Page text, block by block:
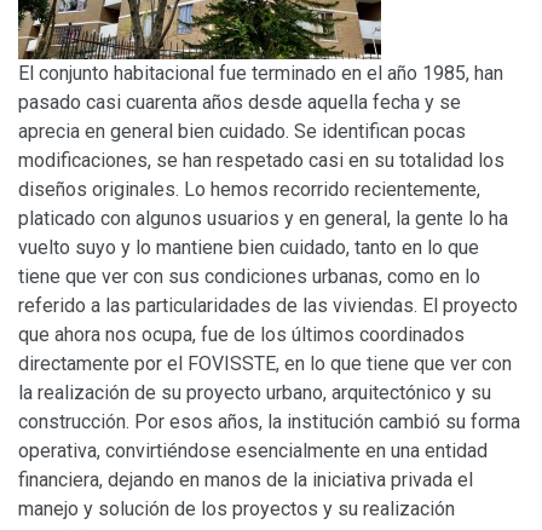
El conjunto habitacional fue terminado en el año 1985, han
pasado casi cuarenta años desde aquella fecha y se
aprecia en general bien cuidado. Se identifican pocas
modificaciones, se han respetado casi en su totalidad los
diseños originales. Lo hemos recorrido recientemente,
platicado con algunos usuarios y en general, la gente lo ha
vuelto suyo y lo mantiene bien cuidado, tanto en lo que
tiene que ver con sus condiciones urbanas, como en lo
referido a las particularidades de las viviendas. El proyecto
que ahora nos ocupa, fue de los últimos coordinados
directamente por el FOVISSTE, en lo que tiene que ver con
la realización de su proyecto urbano, arquitectónico y su
construcción. Por esos años, la institución cambió su forma
operativa, convirtiéndose esencialmente en una entidad
financiera, dejando en manos de la iniciativa privada el
manejo y solución de los proyectos y su realización